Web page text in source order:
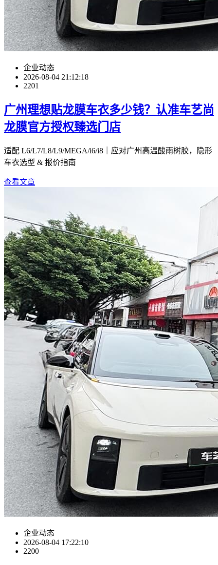
企业动态
2026-08-04 21:12:18
2201
广州理想贴龙膜车衣多少钱？认准车艺尚
龙膜官方授权臻选门店
适配 L6/L7/L8/L9/MEGA/i6/i8｜应对广州高温酸雨树胶，隐形
车衣选型 & 报价指南
查看文章
企业动态
2026-08-04 17:22:10
2200